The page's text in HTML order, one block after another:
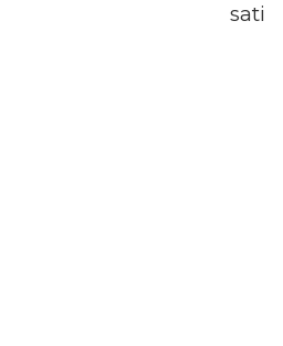
sati